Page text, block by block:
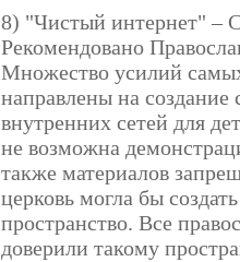
8) "Чистый интернет" –
Рекомендовано
Множество усилий
направлены на
внутренних сетей для
не возможна
также материалов
церковь могла бы
пространство. Все
доверили такому